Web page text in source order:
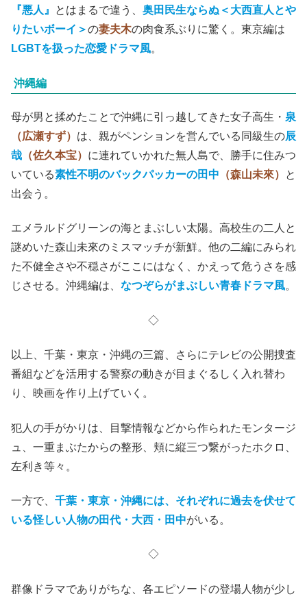
『悪人』 とはまるで違う、 奥田民生ならぬ＜大西直人とや
りたいボーイ＞の妻夫木の肉食系ぶりに驚く。東京編は
LGBTを扱った恋愛ドラマ風。
沖縄編
母が男と揉めたことで沖縄に引っ越してきた女子高生・ 泉
（広瀬すず） は、親がペンションを営んでいる同級生の辰
哉 （佐久本宝） に連れていかれた無人島で、勝手に住みつ
いている素性不明のバックパッカーの田中 （森山未來）
と
出会う。
エメラルドグリーンの海とまぶしい太陽。高校生の二人と
謎めいた森山未來のミスマッチが新鮮。他の二編にみられ
た不健全さや不穏さがここにはなく、かえって危うさを感
じさせる。沖縄編は、 なつぞらがまぶしい青春ドラマ風。
◇
以上、千葉・東京・沖縄の三篇、さらにテレビの公開捜査
番組などを活用する警察の動きが目まぐるしく入れ替わ
り、映画を作り上げていく。
犯人の手がかりは、目撃情報などから作られたモンタージ
ュ、一重まぶたからの整形、頬に縦三つ繋がったホクロ、
左利き等々。
一方で、 千葉・東京・沖縄には、それぞれに過去を伏せて
いる怪しい人物の田代・大西・田中がいる。
◇
群像ドラマでありがちな、各エピソードの登場人物が少し